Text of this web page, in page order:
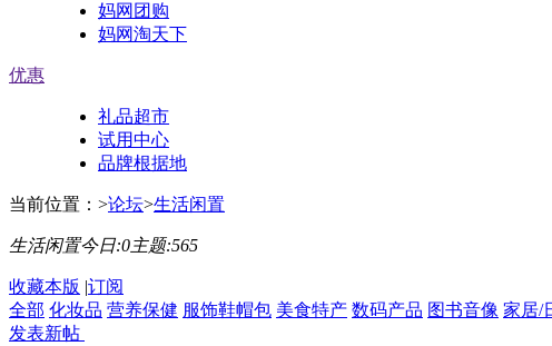
妈网团购
妈网淘天下
优惠
礼品超市
试用中心
品牌根据地
当前位置： >论坛>生活闲置
生活闲置今日:0主题:565
收藏本版 |订阅
全部 化妆品 营养保健 服饰鞋帽包 美食特产 数码产品 图书音像 家居/
发表新帖